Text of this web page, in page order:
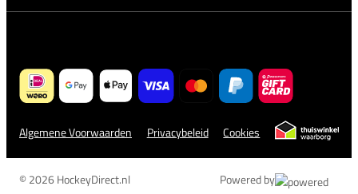
Algemene Voorwaarden Privacybeleid Cookies
© 2026 HockeyDirect.nl Powered by